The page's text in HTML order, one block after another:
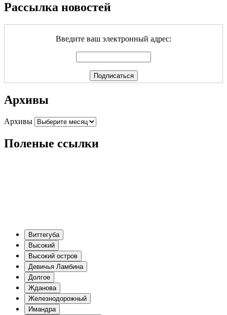
Рассылка новостей
Введите ваш электронный адрес:
Архивы
Архивы
Поленые ссылки
Виттегуба
Высокий
Высокий остров
Девичья Ламбина
Долгое
Жданова
Железнодорожный
Имандра